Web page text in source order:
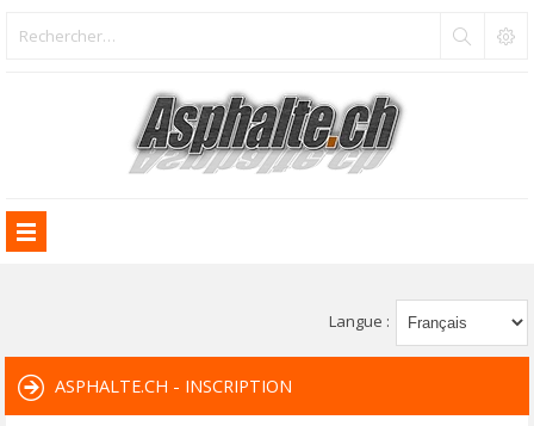
Langue :
ASPHALTE.CH - INSCRIPTION